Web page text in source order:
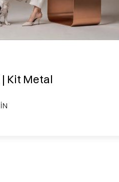
| Kit Metal